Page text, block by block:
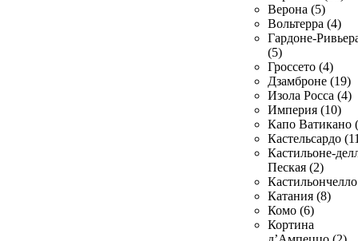
Верона (5)
Вольтерра (4)
Гардоне-
(5)
Гроссето (4)
Дзамброне (19)
Изола Росса (4)
Империя (10)
Капо Ватикано
Кастельсардо
Кастильоне-
Пеская (2)
Катания (8)
Комо (6)
Кортина